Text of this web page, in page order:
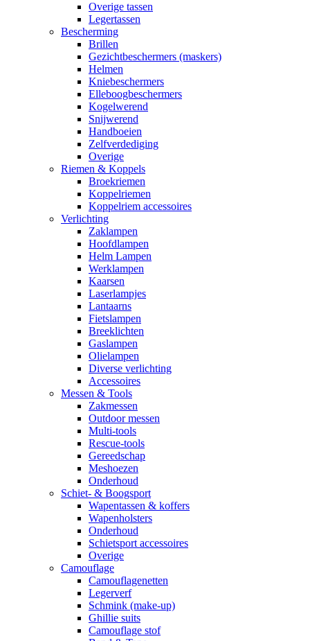
Overige tassen
Legertassen
Bescherming
Brillen
Gezichtbeschermers (maskers)
Helmen
Kniebeschermers
Elleboogbeschermers
Kogelwerend
Snijwerend
Handboeien
Zelfverdediging
Overige
Riemen & Koppels
Broekriemen
Koppelriemen
Koppelriem accessoires
Verlichting
Zaklampen
Hoofdlampen
Helm Lampen
Werklampen
Kaarsen
Laserlampjes
Lantaarns
Fietslampen
Breeklichten
Gaslampen
Olielampen
Diverse verlichting
Accessoires
Messen & Tools
Zakmessen
Outdoor messen
Multi-tools
Rescue-tools
Gereedschap
Meshoezen
Onderhoud
Schiet- & Boogsport
Wapentassen & koffers
Wapenholsters
Onderhoud
Schietsport accessoires
Overige
Camouflage
Camouflagenetten
Legerverf
Schmink (make-up)
Ghillie suits
Camouflage stof